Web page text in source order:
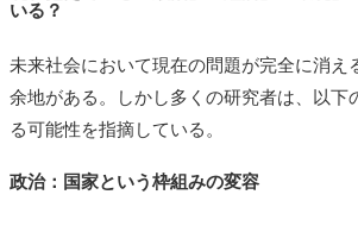
いる？
未来社会において現在の問題が完全に消え
余地がある。しかし多くの研究者は、以下
る可能性を指摘している。
政治：国家という枠組みの変容